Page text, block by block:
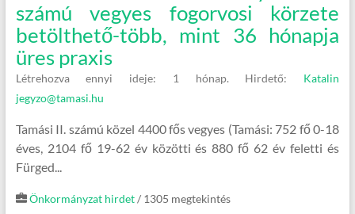
számú vegyes fogorvosi körzete
betölthető-több, mint 36 hónapja
üres praxis
Létrehozva ennyi ideje: 1 hónap. Hirdető: Katalin
jegyzo@tamasi.hu
Tamási II. számú közel 4400 fős vegyes (Tamási: 752 fő 0-18
éves, 2104 fő 19-62 év közötti és 880 fő 62 év feletti és
Fürged...
Önkormányzat hirdet/ 1305 megtekintés